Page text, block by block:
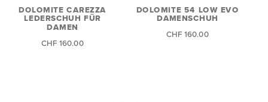
DOLOMITE CAREZZA
LEDERSCHUH FÜR
DAMEN
CHF 160.00
DOLOMITE 54 LOW EVO
DAMENSCHUH
CHF 160.00